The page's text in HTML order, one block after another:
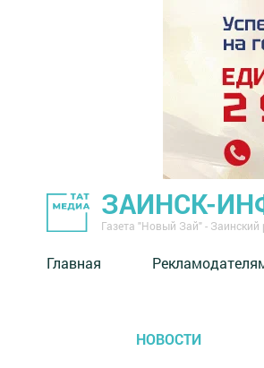
ЗАИНСК-
Газета "Новый Зай" - Заинский
Главная
НОВОСТИ